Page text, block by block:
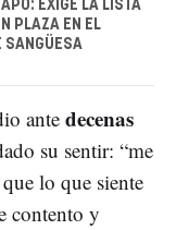
EXIGE LA LISTA
PLAZA EN EL
SANGÜESA
ante decenas
su sentir: “me
lo que siente
contento y